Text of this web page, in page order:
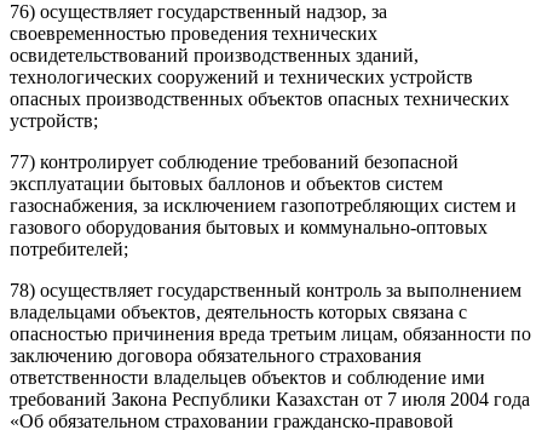
76) осуществляет государственный надзор, за
своевременностью проведения технических
освидетельствований производственных зданий,
технологических сооружений и технических устройств
опасных производственных объектов опасных технических
устройств;
77) контролирует соблюдение требований безопасной
эксплуатации бытовых баллонов и объектов систем
газоснабжения, за исключением газопотребляющих систем и
газового оборудования бытовых и коммунально-оптовых
потребителей;
78) осуществляет государственный контроль за выполнением
владельцами объектов, деятельность которых связана с
опасностью причинения вреда третьим лицам, обязанности по
заключению договора обязательного страхования
ответственности владельцев объектов и соблюдение ими
требований Закона Республики Казахстан от 7 июля 2004 года
«Об обязательном страховании гражданско-правовой